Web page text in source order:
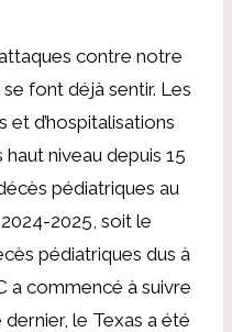
contre notre
font déjà sentir. Les
d’hospitalisations
niveau depuis 15
pédiatriques au
2025, soit le
pédiatriques dus à
a commencé à suivre
le Texas a été